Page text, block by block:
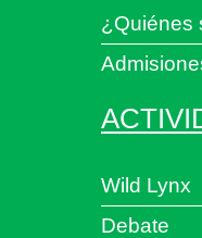
¿Quiénes
Wild Lynx
Debate